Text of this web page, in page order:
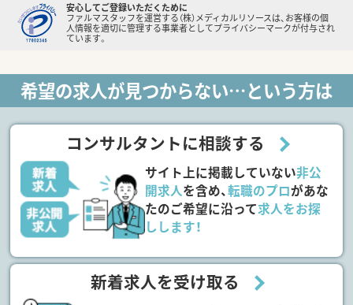
安心してご登録いただくために
ファルマスタッフを運営する（株）メディカルリソースは、お客様の個
人情報を適切に管理する事業者としてプライバシーマークが付与され
ています。
希望の求人が見つからない…という方は
コンサルタントに相談する
サイト上に掲載していない非公
開求人を含め、転職のプロがあな
たのご希望に沿って求人をお探
しします！
新着求人を受け取る